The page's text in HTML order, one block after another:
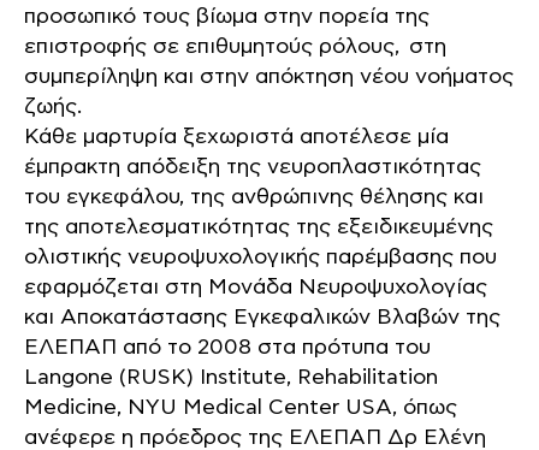
προσωπικό τους βίωμα στην πορεία της
επιστροφής σε επιθυμητούς ρόλους, στη
συμπερίληψη και στην απόκτηση νέου νοήματος
ζωής.
Κάθε μαρτυρία ξεχωριστά αποτέλεσε μία
έμπρακτη απόδειξη της νευροπλαστικότητας
του εγκεφάλου, της ανθρώπινης θέλησης και
της αποτελεσματικότητας της εξειδικευμένης
ολιστικής νευροψυχολογικής παρέμβασης που
εφαρμόζεται στη Μονάδα Νευροψυχολογίας
και Αποκατάστασης Εγκεφαλικών Βλαβών της
ΕΛΕΠΑΠ από το 2008 στα πρότυπα του
Langone (RUSK) Institute, Rehabilitation
Medicine, NYU Medical Center USA, όπως
ανέφερε η πρόεδρος της ΕΛΕΠΑΠ Δρ Ελένη